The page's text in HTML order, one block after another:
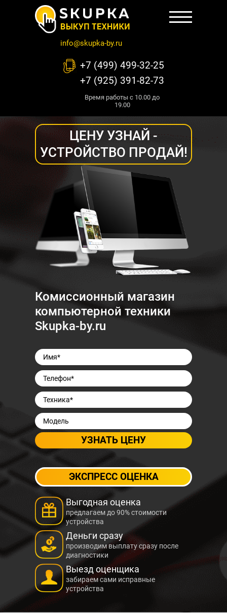
info@skupka-by.ru
+7 (499) 499-32-25
+7 (925) 391-82-73
Время работы с 10.00 до
19.00
ЦЕНУ УЗНАЙ -
УСТРОЙСТВО ПРОДАЙ!
Комиссионный магазин
компьютерной техники
Skupka-by.ru
ЭКСПРЕСС ОЦЕНКА
Выгодная оценка
предлагаем до 90% стоимости
устройства
Деньги сразу
производим выплату сразу после
диагностики
Выезд оценщика
забираем сами исправные
устройства